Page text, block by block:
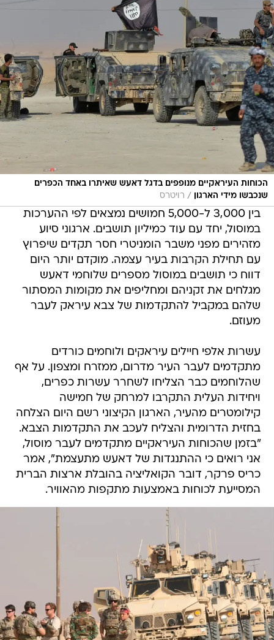
הכוחות העיראקיים מנופפים בדגל דאעש שאיתרו באחד הכפרים
שנכבשו מידי הארגון
/ רויטרס
בין 3,000 ל-5,000 חמושים נמצאים לפי ההערכות
במוסול, יחד עם עוד כמיליון תושבים. ארגוני סיוע
מזהירים מפני משבר הומניטרי חסר תקדים שיפרוץ
עם תחילת הקרבות בעיר עצמה. מוקדם יותר היום
דווח כי תושבים במוסול מספרים שלוחמי דאעש
מגלחים את זקניהם ומחליפים את מקומות המסתור
שלהם במקביל להתקדמות של צבא עיראק לעבר
מעוזם.
עשרות אלפי חיילים עיראקים ולוחמים כורדים
מתקדמים לעבר העיר מדרום, ממזרח ומצפון. על אף
שהלוחמים כבר הצליחו לשחרר עשרות כפרים,
ויחידות העלית התקרבו למרחק של חמישה
קילומטרים מהעיר, הארגון הקיצוני רשם היום הצלחה
בחזית הדרומית והצליח לעכב את התקדמות הצבא.
"בזמן שהכוחות העיראקיים מתקדמים לעבר מוסול,
אני רואים כי ההתנגדות של דאעש מתעצמת", אמר
כריס פרקר, דובר הקואליציה בהובלת ארצות הברית
המסייעת לכוחות באמצעות מתקפות מהאוויר.